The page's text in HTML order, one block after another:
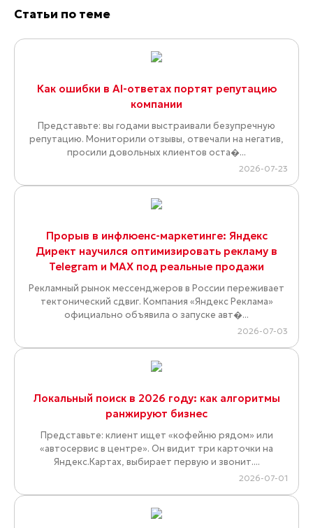
Статьи по теме
Как ошибки в AI-ответах портят репутацию
компании
Представьте: вы годами выстраивали безупречную
репутацию. Мониторили отзывы, отвечали на негатив,
просили довольных клиентов оста�...
2026-07-23
Прорыв в инфлюенс-маркетинге: Яндекс
Директ научился оптимизировать рекламу в
Telegram и MAX под реальные продажи
Рекламный рынок мессенджеров в России переживает
тектонический сдвиг. Компания «Яндекс Реклама»
официально объявила о запуске авт�...
2026-07-03
Локальный поиск в 2026 году: как алгоритмы
ранжируют бизнес
Представьте: клиент ищет «кофейню рядом» или
«автосервис в центре». Он видит три карточки на
Яндекс.Картах, выбирает первую и звонит....
2026-07-01